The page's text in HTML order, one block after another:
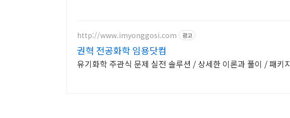
http://www.imyonggosi.com 광고
권혁 전공화학 임용닷컴
유기화학 주관식 문제 실전 솔루션 / 상세한 이론과 풀이 / 패키